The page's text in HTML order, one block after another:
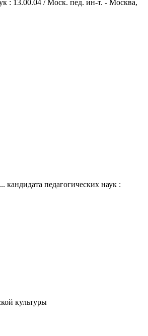
: 13.00.04 / Моск. пед. ин-т. - Москва,
педагогических наук :
культуры